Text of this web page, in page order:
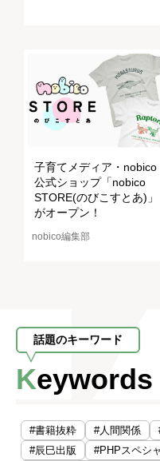
子育てメディア・nobico
公式ショップ「nobico
STORE(のびこすとあ)」
がオープン！
nobico編集部
話題のキーワード
Keywords
#書籍抜粋 #人間関係
#辰巳出版
#PHPスペシ